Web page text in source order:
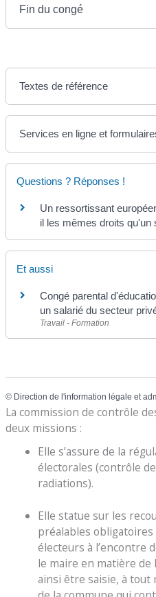
Fin du congé
Textes de référence
Services en ligne et
Questions ? Réponses !
Un ressortissant
il les mêmes droits qu'un
Et aussi
Congé parental
un salarié du secteur
Travail - Formation
© Direction de l'information légale et
La commission de contrôle
deux missions :
Elle s’assure de la
électorales (contrôle
radiations).
Elle statue sur les
préalables
électeurs à l’encontre
le maire en matière
ainsi être saisie, à